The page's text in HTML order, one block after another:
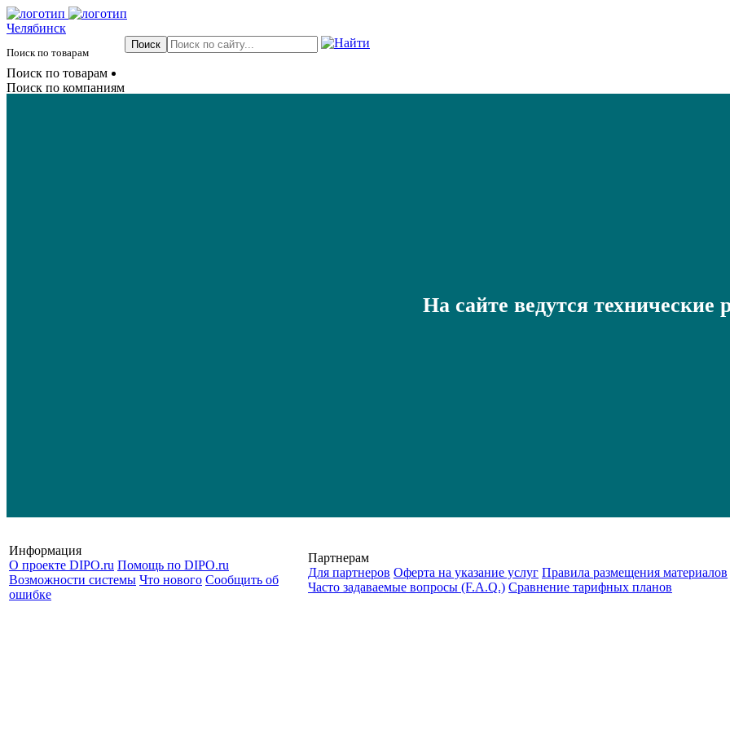
Челябинск
Поиск по товарам
Поиск по товарам
Поиск по компаниям
На сайте ведутся технические
Информация
О проекте DIPO.ru Помощь по DIPO.ru
Возможности системы Что нового Сообщить об
ошибке
Партнерам
Для партнеров Оферта на указание услуг Правила размещения материалов
Часто задаваемые вопросы (F.A.Q.) Cравнение тарифных планов